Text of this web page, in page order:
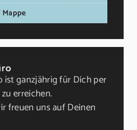
Mappe
ist ganzjährig für Dich per
erreichen.
freuen uns auf Deinen